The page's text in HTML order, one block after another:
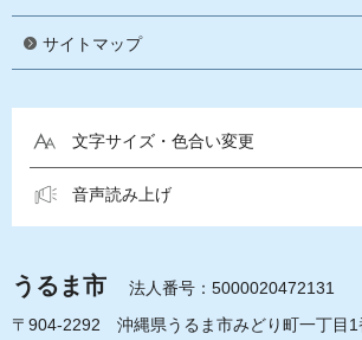
サイトマップ
文字サイズ・色合い変更
音声読み上げ
うるま市
法人番号：5000020472131
〒904-2292 沖縄県うるま市みどり町一丁目1